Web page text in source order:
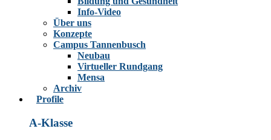
Info-Video
Über uns
Konzepte
Campus Tannenbusch
Neubau
Virtueller Rundgang
Mensa
Archiv
Profile
A-Klasse